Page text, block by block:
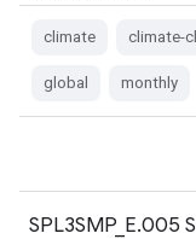
climate climate-
global monthly
SPL3SMP_E.005